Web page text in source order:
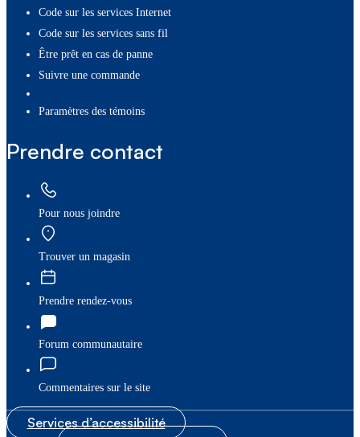
Code sur les services Internet
Code sur les services sans fil
Être prêt en cas de panne
Suivre une commande
paramètres des témoins
Prendre contact
Pour nous joindre
Trouver un magasin
Prendre rendez-vous
Forum communautaire
Commentaires sur le site
Services d’accessibilité